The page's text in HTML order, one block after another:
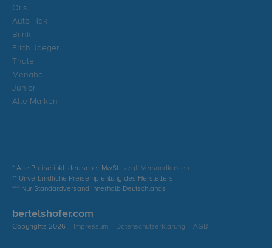
Oris
Auto Hak
Brink
Erich Jaeger
Thule
Menabo
Junior
Alle Marken
* Alle Preise inkl. deutscher MwSt., zzgl. Versandkosten
** Unverbindliche Preisempfehlung des Herstellers
*** Nur Standardversand innerhalb Deutschlands
bertelshofer.com
Copyrights 2026 Impressum Datenschutzerklärung AGB